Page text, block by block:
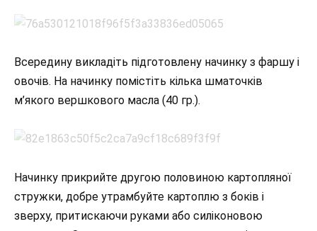
Всередину викладіть підготовлену начинку з фаршу і
овочів. На начинку помістіть кілька шматочків
м’якого вершкового масла (40 гр.).
Начинку прикрийте другою половиною картопляної
стружки, добре утрамбуйте картоплю з боків і
зверху, притискаючи руками або силіконовою